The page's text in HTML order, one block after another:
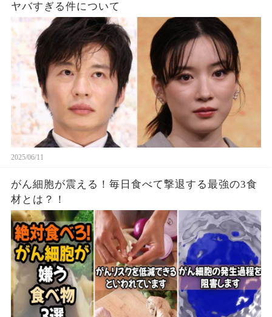
ヤバすぎる件について
2025/06/11
がん細胞が震える！毎日食べて撃退する最強の3食
材とは？！